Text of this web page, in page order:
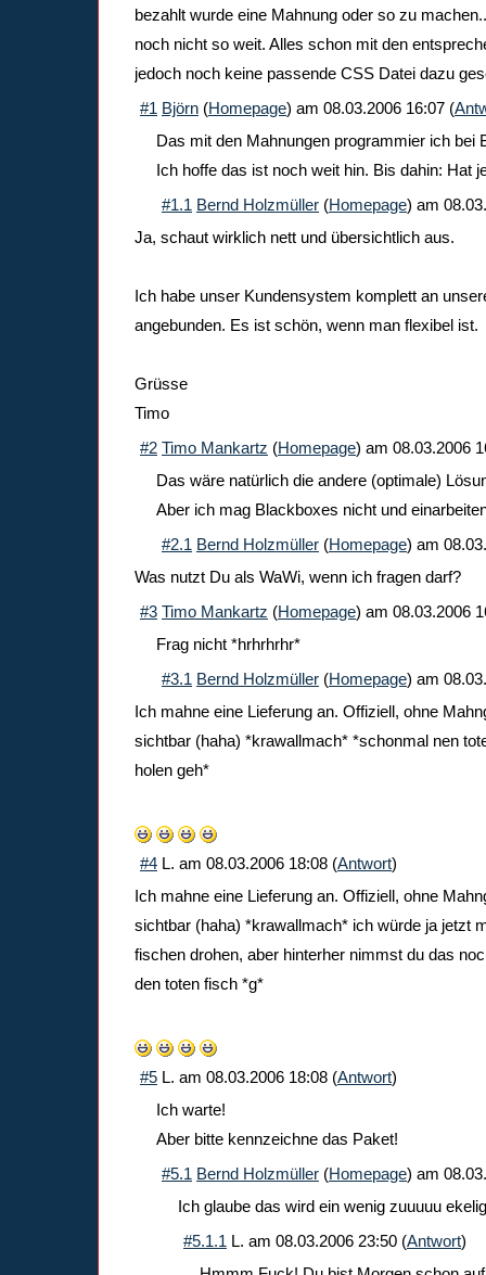
bezahlt wurde eine Mahnung oder so zu
noch nicht so weit. Alles schon mit den
jedoch noch keine passende CSS Datei dazu
#1 Björn (Homepage) am 08.03.2006 16:07 (
Das mit den Mahnungen programmier ich bei
Ich hoffe das ist noch weit hin. Bis dahin: Hat
#1.1 Bernd Holzmüller (Homepage) am
Ja, schaut wirklich nett und übersichtlich aus.
Ich habe unser Kundensystem komplett an
angebunden. Es ist schön, wenn man flexibel ist.
Grüsse
Timo
#2 Timo Mankartz (Homepage) am 08.03.2006
Das wäre natürlich die andere (optimale)
Aber ich mag Blackboxes nicht und
#2.1 Bernd Holzmüller (Homepage) am
Was nutzt Du als WaWi, wenn ich fragen darf?
#3 Timo Mankartz (Homepage) am 08.03.2006
Frag nicht *hrhrhrhr*
#3.1 Bernd Holzmüller (Homepage) am
Ich mahne eine Lieferung an. Offiziell, ohne
sichtbar (haha) *krawallmach* *schonmal nen
holen geh*
#4 L. am 08.03.2006 18:08 (Antwort)
Ich mahne eine Lieferung an. Offiziell, ohne
sichtbar (haha) *krawallmach* ich würde ja jetzt
fischen drohen, aber hinterher nimmst du das
den toten fisch *g*
#5 L. am 08.03.2006 18:08 (Antwort)
Ich warte!
Aber bitte kennzeichne das Paket!
#5.1 Bernd Holzmüller (Homepage) am
Ich glaube das wird ein wenig zuuuuu
#5.1.1 L. am 08.03.2006 23:50 (Antwort)